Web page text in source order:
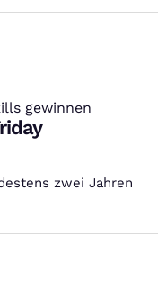
gewinnen
zwei Jahren